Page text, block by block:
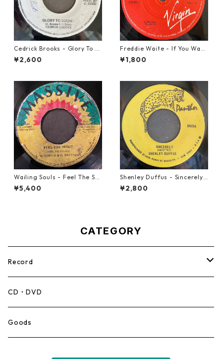
Cedrick Brooks - Glory To S
ounds【7-21786】
¥2,600
Freddie Waite - If You Want
My Love【7-21943】
¥1,800
Wailing Souls - Feel The Spi
rit【7-21955】
¥5,400
Shenley Duffus - Sincerely
【7-22021】
¥2,800
CATEGORY
Record
Mento,Calypso,Ballad
Ska
CD・DVD
Goods